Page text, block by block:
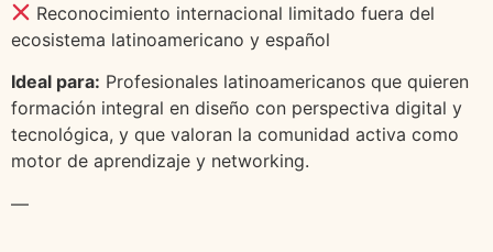
Reconocimiento internacional limitado fuera del
ecosistema latinoamericano y español
Ideal para: Profesionales latinoamericanos que quieren
formación integral en diseño con perspectiva digital y
tecnológica, y que valoran la comunidad activa como
motor de aprendizaje y networking.
—